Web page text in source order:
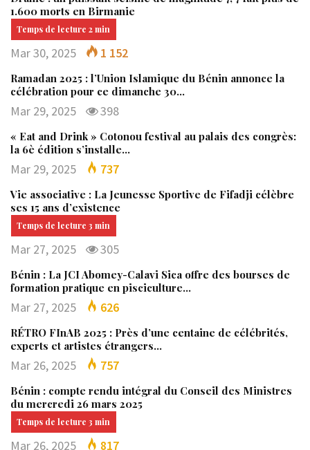
1.600 morts en Birmanie
Mar 30, 2025 1 152
Ramadan 2025 : l’Union Islamique du Bénin annonce la
célébration pour ce dimanche 30…
Mar 29, 2025 398
« Eat and Drink » Cotonou festival au palais des congrès:
la 6è édition s’installe…
Mar 29, 2025 737
Vie associative : La Jeunesse Sportive de Fifadji célèbre
ses 15 ans d’existence
Mar 27, 2025 305
Bénin : La JCI Abomey-Calavi Sica offre des bourses de
formation pratique en pisciculture…
Mar 27, 2025 626
RÉTRO FInAB 2025 : Près d’une centaine de célébrités,
experts et artistes étrangers…
Mar 26, 2025 757
Bénin : compte rendu intégral du Conseil des Ministres
du mercredi 26 mars 2025
Mar 26, 2025 817